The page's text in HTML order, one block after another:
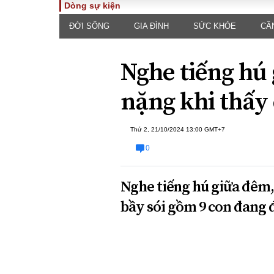
TOÀN CẢNH
Chính sách
Đối thoại
PHÁP
luật
Góc
Hồ sơ
Tiếng
Dòng sự kiện
ĐỜI SỐNG GIA ĐÌNH SỨC KHỎE
Nghe tiếng
nặng khi
Thứ 2, 21/10/2024 13:00 GMT+7
0
Nghe tiếng hú giữa
bầy sói gồm 9 con